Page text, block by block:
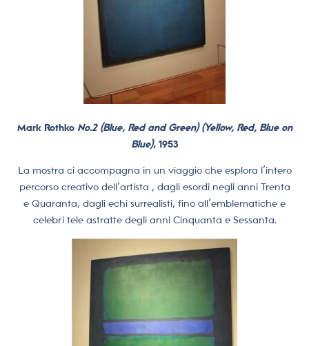
Mark Rothko No.2 (Blue, Red and Green) (Yellow, Red, Blue on
Blue), 1953
La mostra ci accompagna in un viaggio che esplora l’intero
percorso creativo dell’artista , dagli esordi negli anni Trenta
e Quaranta, dagli echi surrealisti, fino all’emblematiche e
celebri tele astratte degli anni Cinquanta e Sessanta.